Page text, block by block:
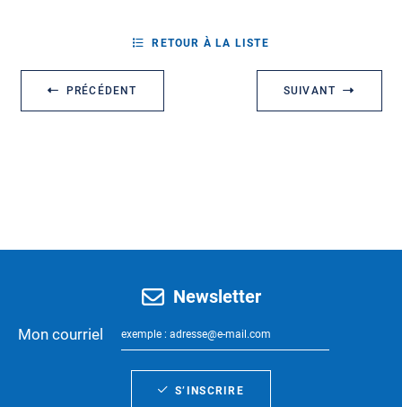
PRÉCÉDENT
RETOUR À LA LISTE
SUIVANT
Newsletter
Mon courriel
S’INSCRIRE